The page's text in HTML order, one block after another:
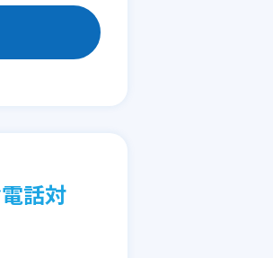
話対